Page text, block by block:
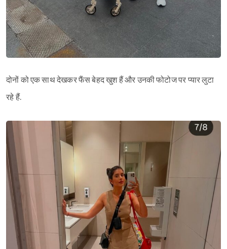
दोनों को एक साथ देखकर फैंस बेहद खुश हैं और उनकी फोटोज पर प्यार लुटा
रहे हैं.